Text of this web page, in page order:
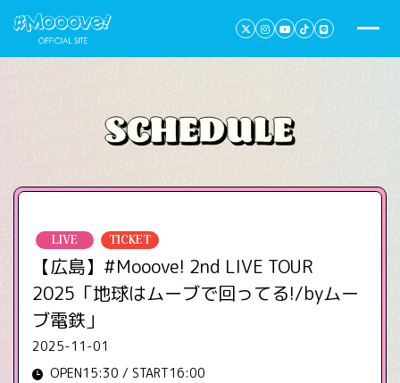
LIVE TICKET
【広島】#Mooove! 2nd LIVE TOUR
2025「地球はムーブで回ってる!/by️ムー
ブ電鉄」
2025-11-01
OPEN15:30 / START16:00